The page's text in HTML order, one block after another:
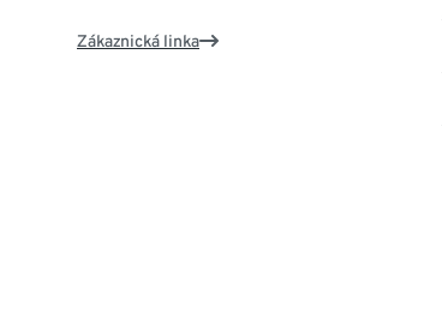
Zákaznická linka